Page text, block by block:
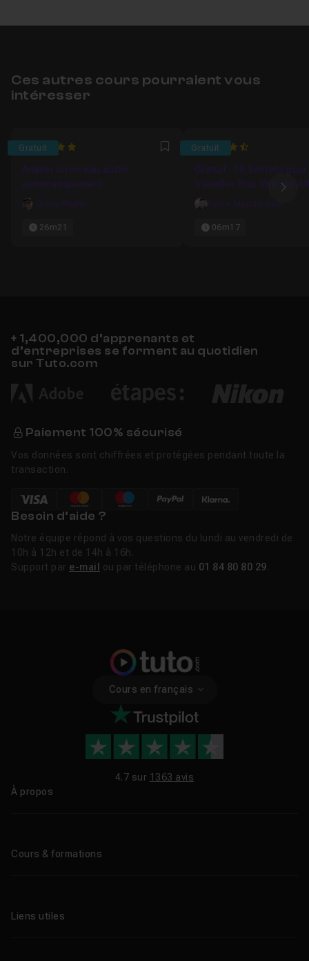
Ces autres cours pourraient vous
intéresser
Gratuit
5 Favori
Animer un niveau audio
automatiquement
Gilles Pfeiffer
26m21
Gratuit
4.9230769230769
Gratuit : 10 Secrets pour
travailler Plus Vite sur
EffectsKevin Mendiboure
06m17
+ 1,400,000 d’apprenants et
d’entreprises se forment au quotidien
sur Tuto.com
Paiement 100% sécurisé
Vos données sont chiffrées et protégées pendant toute la
transaction.
Besoin d’aide ?
Notre équipe répond à vos questions du lundi au vendredi de
10h à 12h et de 14h à 16h.
Support par e-mail ou par téléphone au 01 84 80 80 29
Cours en français
4.7 sur 1363 avis
À propos
Cours & formations
Formations certifiantes
Liens utiles